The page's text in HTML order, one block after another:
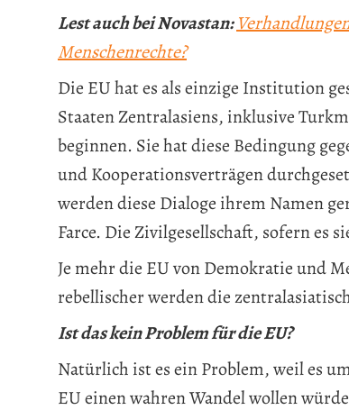
Lest auch bei Novastan:
Menschenrechte?
Die EU hat es als einzige Institution
Staaten Zentralasiens, inklusive
beginnen. Sie hat diese Bedingung
und Kooperationsverträgen
werden diese Dialoge ihrem Namen
Farce. Die Zivilgesellschaft, sofern es
Je mehr die EU von Demokratie und
rebellischer werden die
Ist das kein Problem für die EU?
Natürlich ist es ein Problem, weil es
EU einen wahren Wandel wollen